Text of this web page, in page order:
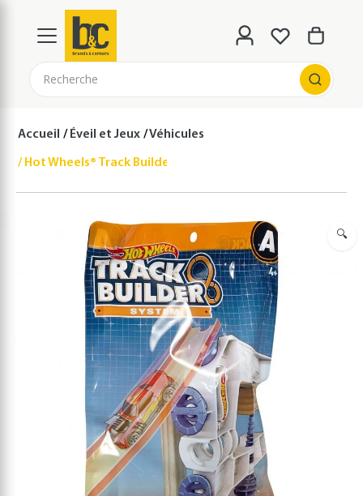
Recherche
Accueil Éveil et Jeux Véhicules
Hot Wheels® Track Builder – Clamp it : Système de fixation
🔍